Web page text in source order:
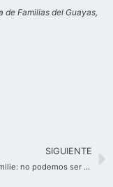
de Familias del Guayas,
SIGUIENTE
Hermana Emilie: no podemos ser perfectos pero si brillantes